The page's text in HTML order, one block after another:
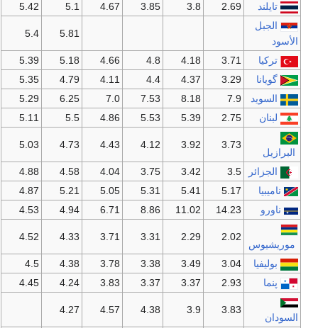
تايلند
2.69
3.8
3.85
4.67
5.1
5.42
الجبل
الأسود
5.81
5.4
تركيا 3.71
4.18
4.8
4.66
5.18
5.39
گويانا
3.29
4.37
4.4
4.11
4.79
5.35
السويد
7.9
8.18
7.53
7.0
6.25
5.29
لبنان
2.75
5.39
5.53
4.86
5.5
5.11
البرازيل
3.73
3.92
4.12
4.43
4.73
5.03
الجزائر 3.5
3.42
3.75
4.04
4.58
4.88
ناميبيا
5.17
5.41
5.31
5.05
5.21
4.87
ناورو
14.23
11.02
8.86
6.71
4.94
4.53
موريشيوس
2.02
2.29
3.31
3.71
4.33
4.52
بوليفيا 3.04
3.49
3.38
3.78
4.38
4.5
پنما
2.93
3.37
3.37
3.83
4.24
4.45
السودان
3.83
3.9
4.38
4.57
4.27